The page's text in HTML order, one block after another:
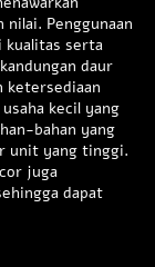
Penggunaan
kualitas serta
daur
ketersediaan
kecil yang
bahan yang
unit yang tinggi.
juga
dapat